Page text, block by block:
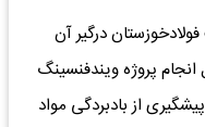
درگیر آن
پروژه ویندفنسینگ
از بادبردگی مواد